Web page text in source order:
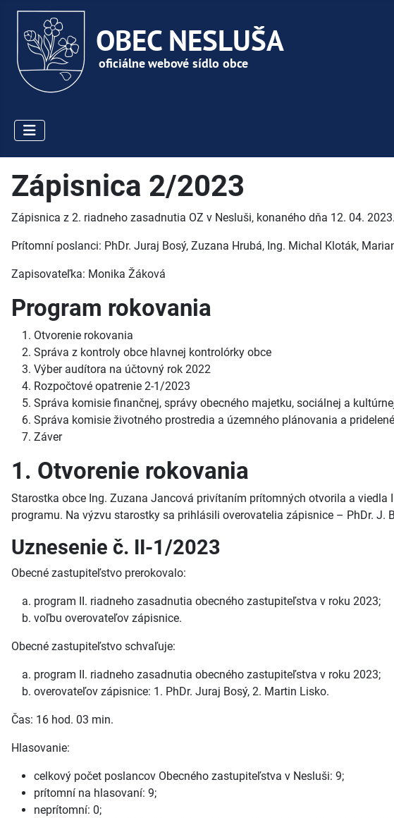
Zápisnica 2/2023
Zápisnica z 2. riadneho zasadnutia OZ v Nesluši, konaného dňa 12. 04. 2023.
Prítomní poslanci: PhDr. Juraj Bosý, Zuzana Hrubá, Ing. Michal Kloták,
Zapisovateľka: Monika Žáková
Program rokovania
Otvorenie rokovania
Správa z kontroly obce hlavnej kontrolórky obce
Výber audítora na účtovný rok 2022
Rozpočtové opatrenie 2-1/2023
Správa komisie finančnej, správy obecného majetku, sociálnej a
Správa komisie životného prostredia a územného plánovania a
Záver
1. Otvorenie rokovania
Starostka obce Ing. Zuzana Jancová privítaním prítomných otvorila a
programu. Na výzvu starostky sa prihlásili overovatelia zápisnice – PhDr. J.
Uznesenie č. II-1/2023
Obecné zastupiteľstvo prerokovalo:
program II. riadneho zasadnutia obecného zastupiteľstva v roku 2023;
voľbu overovateľov zápisnice.
Obecné zastupiteľstvo schvaľuje:
program II. riadneho zasadnutia obecného zastupiteľstva v roku 2023;
overovateľov zápisnice: 1. PhDr. Juraj Bosý, 2. Martin Lisko.
Čas: 16 hod. 03 min.
Hlasovanie:
celkový počet poslancov Obecného zastupiteľstva v Nesluši: 9;
prítomní na hlasovaní: 9;
neprítomní: 0;